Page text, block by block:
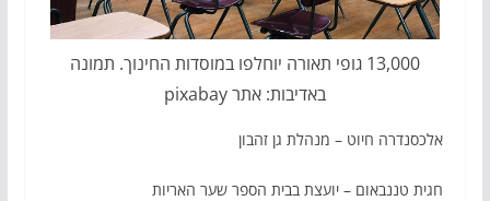
13,000 גופי תאורה יוחלפו במוסדות החינוך. תמונה
באדיבות: אתר pixabay
אלכסנדרה חיוט – מנהלת גן זהבון
חגית טננבאום – יועצת בבית הספר שער האריות